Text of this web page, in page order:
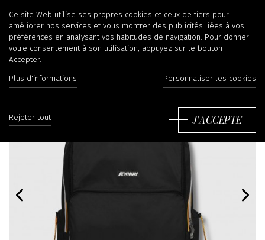
Ce site Web utilise ses propres cookies et ceux de tiers pour
améliorer nos services et vous montrer des publicités liées à vos
préférences en analysant vos habitudes de navigation. Pour donner
votre consentement à son utilisation, appuyez sur le bouton
Accepter.
Plus d'informations Personnaliser les cookies
Rejeter tout J'ACCEPTE